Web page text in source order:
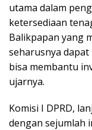
utama dalam
ketersediaan
Balikpapan yang
seharusnya
bisa membantu
ujarnya.
Komisi I DPRD,
dengan sejumlah